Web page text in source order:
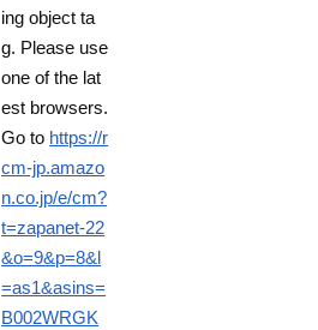
ing object ta
g. Please use
one of the lat
est browsers.
Go to https://r
cm-jp.amazo
n.co.jp/e/cm?
t=zapanet-22
&o=9&p=8&l
=as1&asins=
B002WRGK